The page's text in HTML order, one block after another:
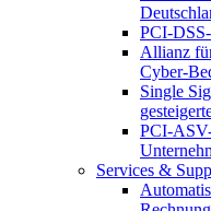
PCI-
Allianz
Cyber-
Single
PCI-
Services &